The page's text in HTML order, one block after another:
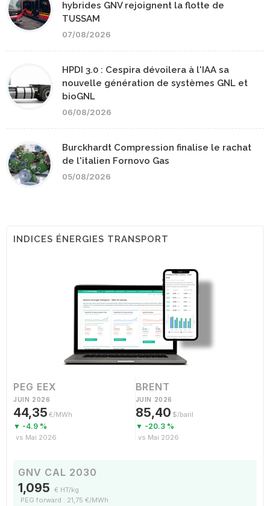
hybrides GNV rejoignent la flotte de
TUSSAM
07/08/2026
HPDI 3.0 : Cespira dévoilera à l'IAA sa
nouvelle génération de systèmes GNL et
bioGNL
06/08/2026
Burckhardt Compression finalise le rachat
de l'italien Fornovo Gas
05/08/2026
INDICES ÉNERGIES TRANSPORT
PEG EEX
JUIN 2026
44,35 €/MWh
▼ -4.9 %
vs Mai 2026
BRENT
JUIN 2026
85,40 $/baril
▼ -20.3 %
vs Mai 2026
GNV CAL 2030
1,095 € HT/kg
PEG forward : 21,75 €/MWh